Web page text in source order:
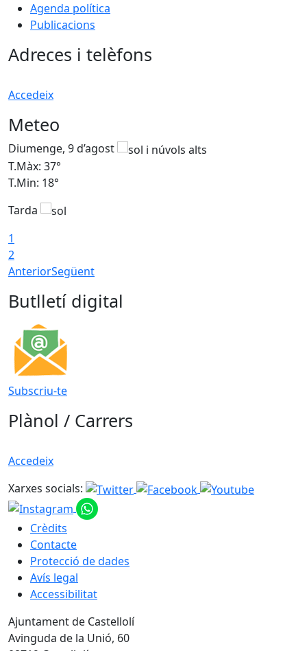
Agenda política
Publicacions
Adreces i telèfons
Accedeix
Meteo
Diumenge, 9 d’agost
T.Màx: 37°
T.Min: 18°
Tarda
1
2
AnteriorSegüent
Butlletí digital
Subscriu-te
Plànol / Carrers
Accedeix
Xarxes socials:
Crèdits
Contacte
Protecció de dades
Avís legal
Accessibilitat
Ajuntament de Castellolí
Avinguda de la Unió, 60